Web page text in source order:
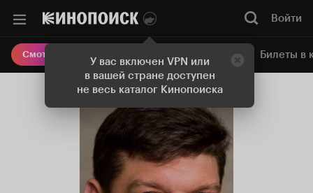
У вас включен VPN или
в вашей стране доступен
не весь каталог Кинопоиска
Войти
Смотреть кино Онлайн-кинотеатр Билеты в